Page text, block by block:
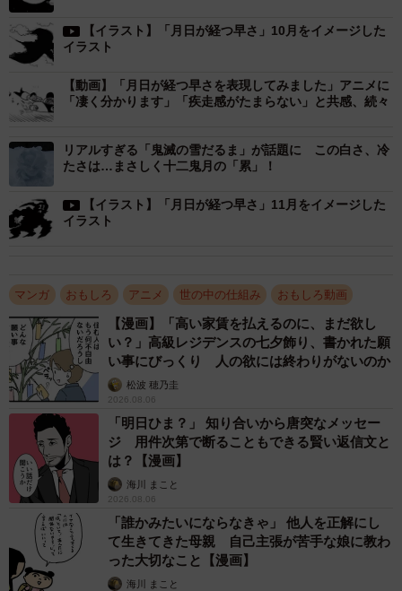
2/13
月日が経つ早さ４月 ※うのき / 工場長さん提供
さらに７月からはメカになったり――。
月日が経つ早さ７月 ※うのき / 工場長さん提供
怪鳥となって空を飛んだり、サタンとなって宇宙に飛び出
したりと、徐々にスケールは大きくなり――。
【イラスト】「月日が経つ早さ」10月をイメージした
イラスト
【動画】「月日が経つ早さを表現してみました」アニメに
「凄く分かります」「疾走感がたまらない」と共感、続々
リアルすぎる「鬼滅の雪だるま」が話題に この白さ、冷
たさは…まさしく十二鬼月の「累」！
【イラスト】「月日が経つ早さ」11月をイメージした
イラスト
マンガ おもしろ アニメ 世の中の仕組み おもしろ動画
【漫画】「高い家賃を払えるのに、まだ欲し
い？」高級レジデンスの七夕飾り、書かれた願
い事にびっくり 人の欲には終わりがないのか
松波 穂乃圭
2026.08.06
「明日ひま？」 知り合いから唐突なメッセー
ジ 用件次第で断ることもできる賢い返信文と
は？【漫画】
海川 まこと
2026.08.06
「誰かみたいにならなきゃ」 他人を正解にし
て生きてきた母親 自己主張が苦手な娘に教わ
った大切なこと【漫画】
海川 まこと